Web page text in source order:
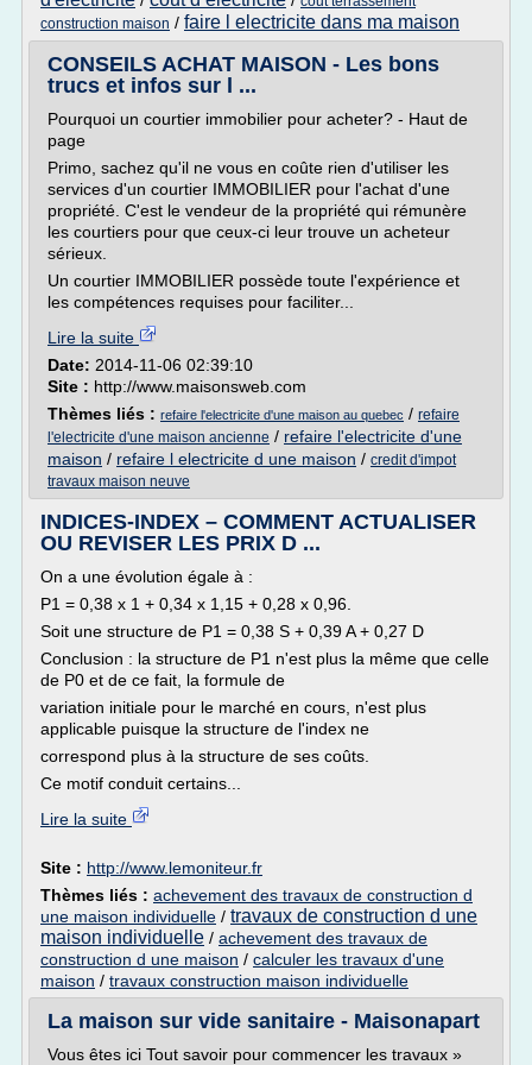
construction maison / faire l electricite dans ma maison
CONSEILS ACHAT MAISON - Les bons
trucs et infos sur l ...
Pourquoi un courtier immobilier pour acheter? - Haut de
page
Primo, sachez qu'il ne vous en coûte rien d'utiliser les
services d'un courtier IMMOBILIER pour l'achat d'une
propriété. C'est le vendeur de la propriété qui rémunère
les courtiers pour que ceux-ci leur trouve un acheteur
sérieux.
Un courtier IMMOBILIER possède toute l'expérience et
les compétences requises pour faciliter...
Lire la suite
Date: 2014-11-06 02:39:10
Site : http://www.maisonsweb.com
Thèmes liés : refaire l'electricite d'une maison au quebec / refaire
l'electricite d'une maison ancienne / refaire l'electricite d'une
maison / refaire l electricite d une maison / credit d'impot
travaux maison neuve
INDICES-INDEX – COMMENT ACTUALISER
OU REVISER LES PRIX D ...
On a une évolution égale à :
P1 = 0,38 x 1 + 0,34 x 1,15 + 0,28 x 0,96.
Soit une structure de P1 = 0,38 S + 0,39 A + 0,27 D
Conclusion : la structure de P1 n'est plus la même que celle
de P0 et de ce fait, la formule de
variation initiale pour le marché en cours, n'est plus
applicable puisque la structure de l'index ne
correspond plus à la structure de ses coûts.
Ce motif conduit certains...
Lire la suite
Site : http://www.lemoniteur.fr
Thèmes liés : achevement des travaux de construction d
une maison individuelle / travaux de construction d une
maison individuelle / achevement des travaux de
construction d une maison / calculer les travaux d'une
maison / travaux construction maison individuelle
La maison sur vide sanitaire - Maisonapart
Vous êtes ici Tout savoir pour commencer les travaux »